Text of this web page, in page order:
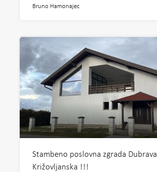
Bruno Hamonajec
Stambeno poslovna zgrada Dubrava
Križovljanska !!!